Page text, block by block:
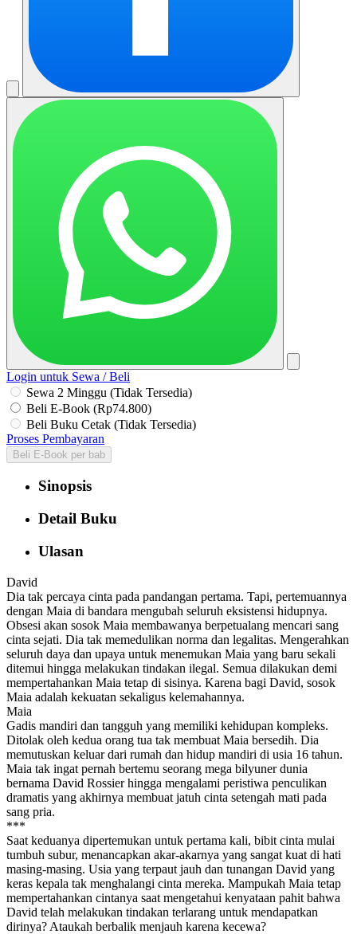
Login untuk Sewa / Beli
Sewa 2 Minggu (Tidak Tersedia)
Beli E-Book (Rp74.800)
Beli Buku Cetak (Tidak Tersedia)
Proses Pembayaran
Beli E-Book per bab
Sinopsis
Detail Buku
Ulasan
David
Dia tak percaya cinta pada pandangan pertama. Tapi, pertemuannya
dengan Maia di bandara mengubah seluruh eksistensi hidupnya.
Obsesi akan sosok Maia membawanya berpetualang mencari sang
cinta sejati. Dia tak memedulikan norma dan legalitas. Mengerahkan
seluruh daya dan upaya untuk menemukan Maia yang baru sekali
ditemui hingga melakukan tindakan ilegal. Semua dilakukan demi
mempertahankan Maia tetap di sisinya. Karena bagi David, sosok
Maia adalah kekuatan sekaligus kelemahannya.
Maia
Gadis mandiri dan tangguh yang memiliki kehidupan kompleks.
Ditolak oleh kedua orang tua tak membuat Maia bersedih. Dia
memutuskan keluar dari rumah dan hidup mandiri di usia 16 tahun.
Maia tak ingat pernah bertemu seorang mega bilyuner dunia
bernama David Rossier hingga mengalami peristiwa penculikan
dramatis yang akhirnya membuat jatuh cinta setengah mati pada
sang pria.
***
Saat keduanya dipertemukan untuk pertama kali, bibit cinta mulai
tumbuh subur, menancapkan akar-akarnya yang sangat kuat di hati
masing-masing. Usia yang terpaut jauh dan tunangan David yang
keras kepala tak menghalangi cinta mereka. Mampukah Maia tetap
mempertahankan cintanya saat mengetahui kenyataan pahit bahwa
David telah melakukan tindakan terlarang untuk mendapatkan
dirinya? Ataukah berbalik menjauh karena kecewa?